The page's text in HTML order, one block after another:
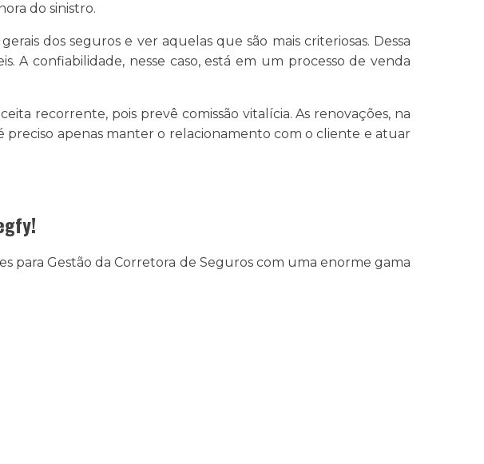
do sinistro.
dos seguros e ver aquelas que são mais criteriosas. Dessa
confiabilidade, nesse caso, está em um processo de venda
recorrente, pois prevê comissão vitalícia. As renovações, na
preciso apenas manter o relacionamento com o cliente e atuar
para Gestão da Corretora de Seguros com uma enorme gama